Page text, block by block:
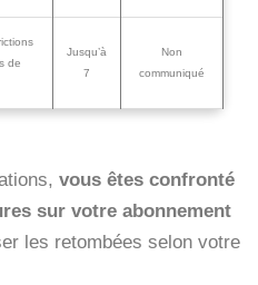
de
Jusqu’à
7
Non
communiqué
vous êtes confronté
sur votre abonnement
les retombées selon votre